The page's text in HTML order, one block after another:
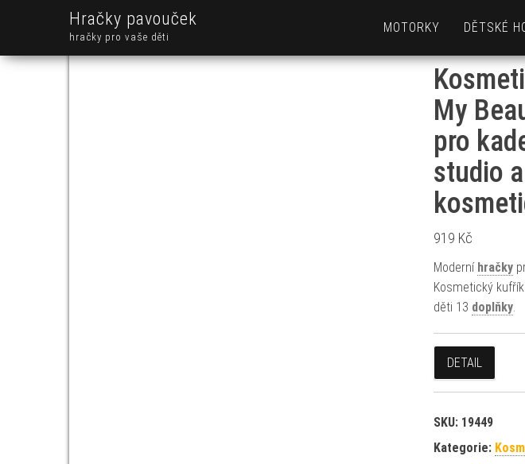
Hračky pavouček
hračky pro vaše děti
MOTORKY DĚTSKÉ
My
pro
studio
919 Kč
Moderní hračky
Kosmetický
děti 13 doplňky.
DETAIL
SKU: 19449
Kategorie: